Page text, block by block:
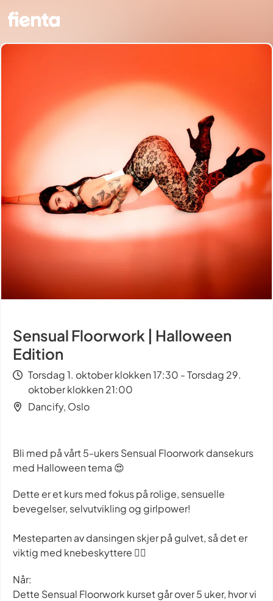
Sensual Floorwork | Halloween
Edition
Torsdag 1. oktober klokken 17:30 - Torsdag 29.
oktober klokken 21:00
Dancify, Oslo
Bli med på vårt 5-ukers Sensual Floorwork dansekurs
med Halloween tema 😍
Dette er et kurs med fokus på rolige, sensuelle
bevegelser, selvutvikling og girlpower!
Mesteparten av dansingen skjer på gulvet, så det er
viktig med knebeskyttere ❤️‍🔥
Når:
Dette Sensual Floorwork kurset går over 5 uker, hvor vi